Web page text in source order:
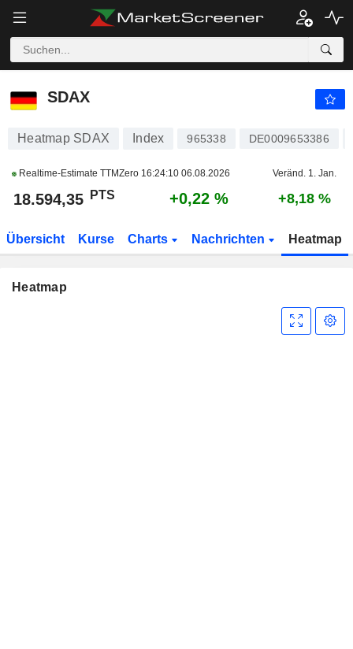
SDAX
SDAX
Heatmap SDAX Index 965338 DE0009653386
Realtime-Estimate TTMZero 16:24:10 06.08.2026 Veränd. 1. Jan.
18.594,35 PTS +0,22 % +8,18 %
Übersicht Kurse Charts Nachrichten Heatmap
Heatmap